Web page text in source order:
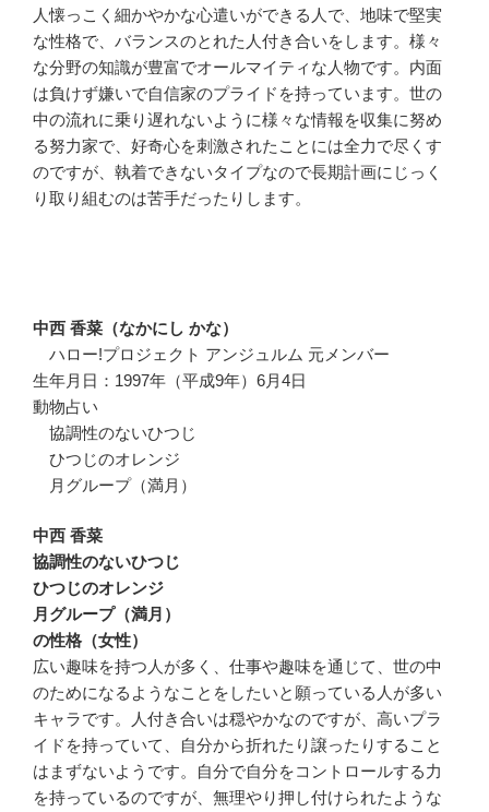
人懐っこく細かやかな心遣いができる人で、地味で堅実
な性格で、バランスのとれた人付き合いをします。様々
な分野の知識が豊富でオールマイティな人物です。内面
は負けず嫌いで自信家のプライドを持っています。世の
中の流れに乗り遅れないように様々な情報を収集に努め
る努力家で、好奇心を刺激されたことには全力で尽くす
のですが、執着できないタイプなので長期計画にじっく
り取り組むのは苦手だったりします。
中西 香菜（なかにし かな）
ハロー!プロジェクト アンジュルム 元メンバー
生年月日：1997年（平成9年）6月4日
動物占い
協調性のないひつじ
ひつじのオレンジ
月グループ（満月）
中西 香菜
協調性のないひつじ
ひつじのオレンジ
月グループ（満月）
の性格（女性）
広い趣味を持つ人が多く、仕事や趣味を通じて、世の中
のためになるようなことをしたいと願っている人が多い
キャラです。人付き合いは穏やかなのですが、高いプラ
イドを持っていて、自分から折れたり譲ったりすること
はまずないようです。自分で自分をコントロールする力
を持っているのですが、無理やり押し付けられたような